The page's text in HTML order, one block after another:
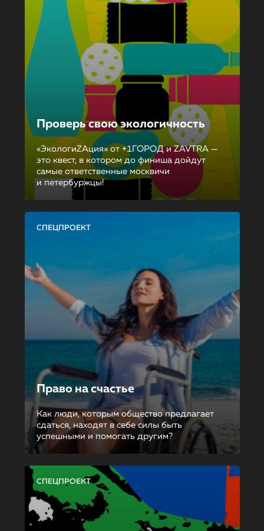
Проверь свою экологичность
«ЭкологиZAция» от +1ГОРОД и ZAVTRA —
это квест, в котором до финиша дойдут
самые ответственные москвичи
и петербуржцы!
СПЕЦПРОЕКТ
Право на счастье
Как люди, которым общество предлагает
сдаться, находят в себе силы быть
успешными и помогать другим?
СПЕЦПРОЕКТ